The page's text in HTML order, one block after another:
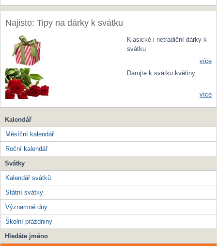
Najisto: Tipy na dárky k svátku
Klasické i netradiční dárky k
svátku
více
Darujte k svátku květiny
více
Kalendář
Měsíční kalendář
Roční kalendář
Svátky
Kalendář svátků
Státní svátky
Významné dny
Školní prázdniny
Hledáte jméno